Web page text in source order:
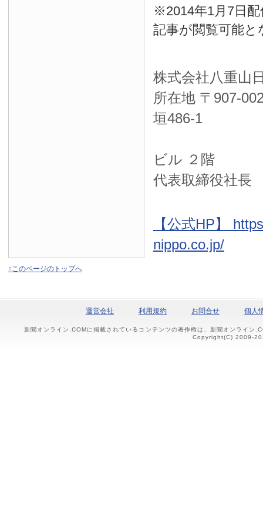
※2014年1月7日
記事が閲覧可能
株式会社八重山
所在地 〒 907-
垣486-1
ビル ２階
代表取締役社
【公式HP】
nippo.co.jp/
↑このページのトップへ
運営会社 利用規約 お問合せ 個人
新聞オンライン.COMに掲載されているコンテンツの著作権は、新聞オンライン
Copyright(C) 2009-